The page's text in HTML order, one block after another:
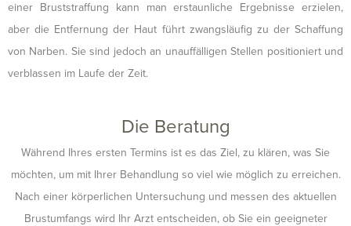
einer Bruststraffung kann man erstaunliche Ergebnisse erzielen,
aber die Entfernung der Haut führt zwangsläufig zu der Schaffung
von Narben. Sie sind jedoch an unauffälligen Stellen positioniert und
verblassen im Laufe der Zeit.
Die Beratung
Während Ihres ersten Termins ist es das Ziel, zu klären, was Sie
möchten, um mit Ihrer Behandlung so viel wie möglich zu erreichen.
Nach einer körperlichen Untersuchung und messen des aktuellen
Brustumfangs wird Ihr Arzt entscheiden, ob Sie ein geeigneter